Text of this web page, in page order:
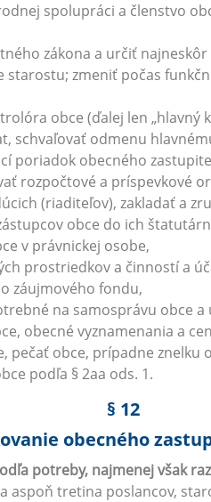
spolupráci a členstvo
zákona a určiť
starostu; zmeniť počas
obce (ďalej len „hlavný
schvaľovať odmenu
poriadok obecného
rozpočtové a príspevkové
(riaditeľov), zakladať a
obce do ich
v právnickej osobe,
prostriedkov a činností a
záujmového fondu,
na samosprávu obce
obecné vyznamenania a
pečať obce, prípadne znelku
podľa § 2aa ods. 1.
§ 12
obecného
potreby, najmenej však
aspoň tretina poslancov,